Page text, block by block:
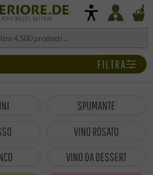
FILTRA
SPUMANTE
VINO ROSATO
VINO DA DESSERT